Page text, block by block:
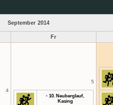
September 2014
Fr
4
5
- 10. Neuberglauf,
Kasing